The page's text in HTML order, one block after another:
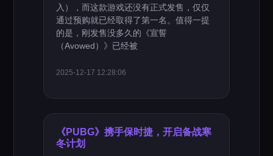
入），而这款游戏还没有正式发售，仅仅
通过预购就已经取得了第一名。值得一提
的是，刚发售没多久的《宣誓
（Avowed）》已经被
2025-12-17 12:28:06
《PUBG》携手保时捷，开启备战寒
冬计划